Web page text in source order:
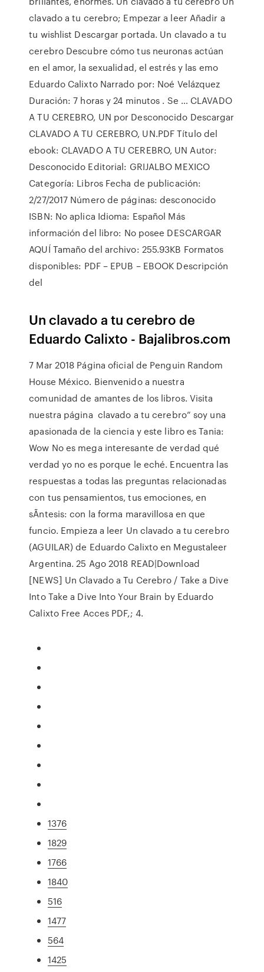
clavado a tu cerebro; Empezar a leer Añadir a
tu wishlist Descargar portada. Un clavado a tu
cerebro Descubre cómo tus neuronas actúan
en el amor, la sexualidad, el estrés y las emo
Eduardo Calixto Narrado por: Noé Velázquez
Duración: 7 horas y 24 minutos . Se … CLAVADO
A TU CEREBRO, UN por Desconocido Descargar
CLAVADO A TU CEREBRO, UN.PDF Título del
ebook: CLAVADO A TU CEREBRO, UN Autor:
Desconocido Editorial: GRIJALBO MEXICO
Categoría: Libros Fecha de publicación:
2/27/2017 Número de páginas: desconocido
ISBN: No aplica Idioma: Español Más
información del libro: No posee DESCARGAR
AQUÍ Tamaño del archivo: 255.93KB Formatos
disponibles: PDF – EPUB – EBOOK Descripción
del
Un clavado a tu cerebro de
Eduardo Calixto - Bajalibros.com
7 Mar 2018 Página oficial de Penguin Random
House México. Bienvenido a nuestra
comunidad de amantes de los libros. Visita
nuestra página clavado a tu cerebro” soy una
apasionada de la ciencia y este libro es Tania: ​
Wow No es mega interesante de verdad qué
verdad yo no es porque le eché. Encuentra las
respuestas a todas las preguntas relacionadas
con tus pensamientos, tus emociones, en
sÃntesis: con la forma maravillosa en que
funcio. Empieza a leer Un clavado a tu cerebro
(AGUILAR) de Eduardo Calixto en Megustaleer
Argentina. 25 Ago 2018 READ|Download
[NEWS] Un Clavado a Tu Cerebro / Take a Dive
Into Take a Dive Into Your Brain by Eduardo
Calixto Free Acces PDF,; 4.
1376
1829
1766
1840
516
1477
564
1425